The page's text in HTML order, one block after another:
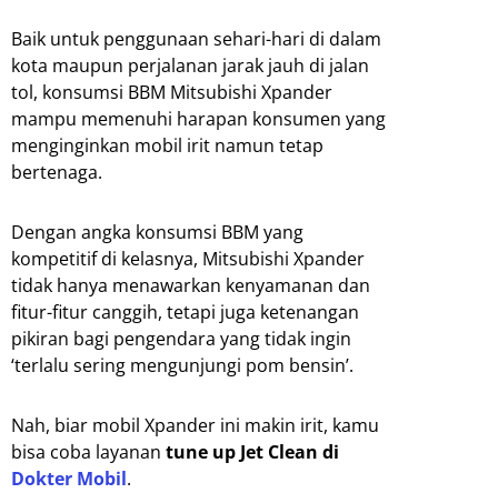
Baik untuk penggunaan sehari-hari di dalam
kota maupun perjalanan jarak jauh di jalan
tol, konsumsi BBM Mitsubishi Xpander
mampu memenuhi harapan konsumen yang
menginginkan mobil irit namun tetap
bertenaga.
Dengan angka konsumsi BBM yang
kompetitif di kelasnya, Mitsubishi Xpander
tidak hanya menawarkan kenyamanan dan
fitur-fitur canggih, tetapi juga ketenangan
pikiran bagi pengendara yang tidak ingin
‘terlalu sering mengunjungi pom bensin’.
Nah, biar mobil Xpander ini makin irit, kamu
bisa coba layanan tune up Jet Clean di
Dokter Mobil.